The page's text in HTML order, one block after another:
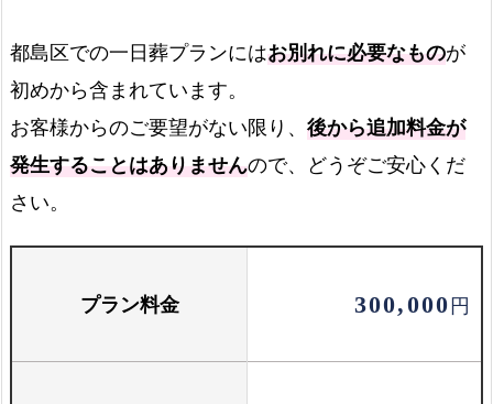
霊柩車
火葬場までの霊柩費用
火葬場でのご案内
お骨壺セット
骨壺と骨箱のセットです
都島区での一日葬プランにはお別れに必要なものが
初めから含まれています。
お客様からのご要望がない限り、 後から追加料金が
発生することはありませんので、どうぞご安心くだ
さい。
プラン料金 300,000円